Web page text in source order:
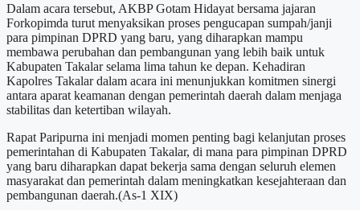
Dalam acara tersebut, AKBP Gotam Hidayat bersama jajaran
Forkopimda turut menyaksikan proses pengucapan sumpah/janji
para pimpinan DPRD yang baru, yang diharapkan mampu
membawa perubahan dan pembangunan yang lebih baik untuk
Kabupaten Takalar selama lima tahun ke depan. Kehadiran
Kapolres Takalar dalam acara ini menunjukkan komitmen sinergi
antara aparat keamanan dengan pemerintah daerah dalam menjaga
stabilitas dan ketertiban wilayah.
Rapat Paripurna ini menjadi momen penting bagi kelanjutan proses
pemerintahan di Kabupaten Takalar, di mana para pimpinan DPRD
yang baru diharapkan dapat bekerja sama dengan seluruh elemen
masyarakat dan pemerintah dalam meningkatkan kesejahteraan dan
pembangunan daerah.(As-1 XIX)